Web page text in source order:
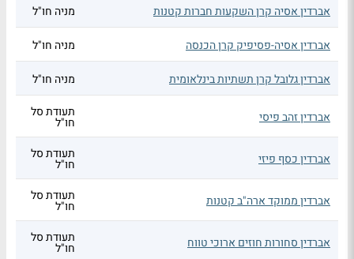
אברדין אסיה קרן השקעות חברות קטנות
מניה חו"ל
אברדין אסיה-פסיפיק קרן הכנסה מניה חו"ל
אברדין גלובל קרן תשתיות בינלאומית מניה חו"ל
אברדין זהב פיסי תעודת סל
חו"ל
אברדין כסף פיזי תעודת סל
חו"ל
אברדין ממוקד ארה"ב קטנות תעודת סל
חו"ל
אברדין סחורות חוזים ארוכי טווח תעודת סל
חו"ל